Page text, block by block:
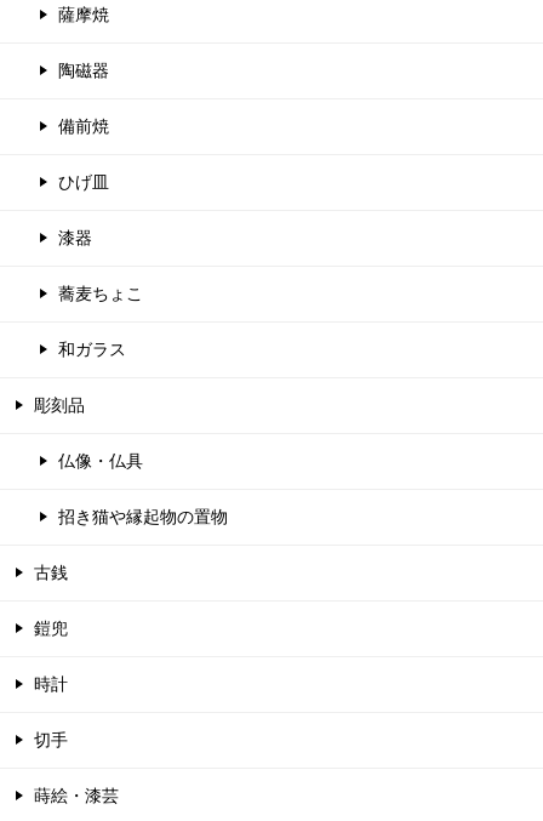
薩摩焼
陶磁器
備前焼
ひげ皿
漆器
蕎麦ちょこ
和ガラス
彫刻品
仏像・仏具
招き猫や縁起物の置物
古銭
鎧兜
時計
切手
蒔絵・漆芸